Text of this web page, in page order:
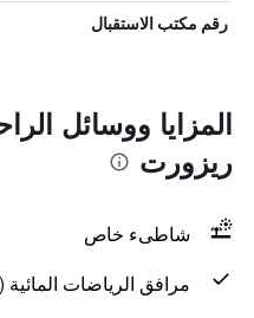
رقم مكتب الاستقبال
المزايا ووسائل
ريزورت
شاطىء خاص
مرافق الرياضات